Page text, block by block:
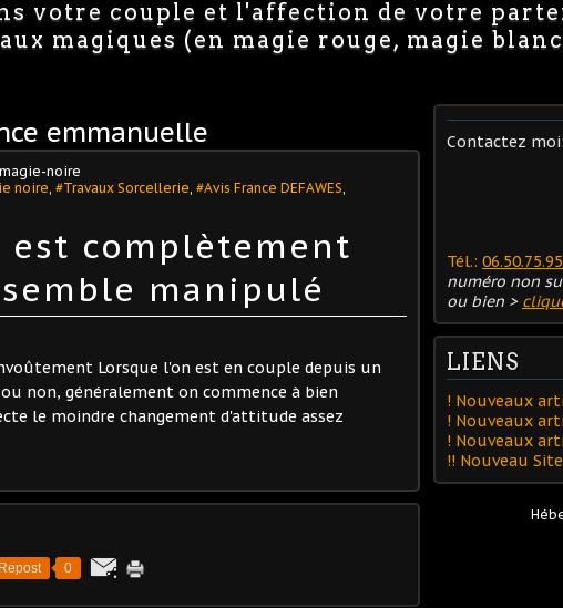
votre couple et l'affection de votre
magiques (en magie rouge, magie
emmanuelle
noire
noire #Travaux Sorcellerie #Avis France DEFAWES
complètement
manipulé
Lorsque l'on est en couple depuis un
non, généralement on commence à bien
le moindre changement d'attitude assez
Repost 0
Contactez moi:
Tél.:
numéro non
ou bien >
LIENS
! Nouveaux
! Nouveaux
! Nouveaux
!! Nouveau